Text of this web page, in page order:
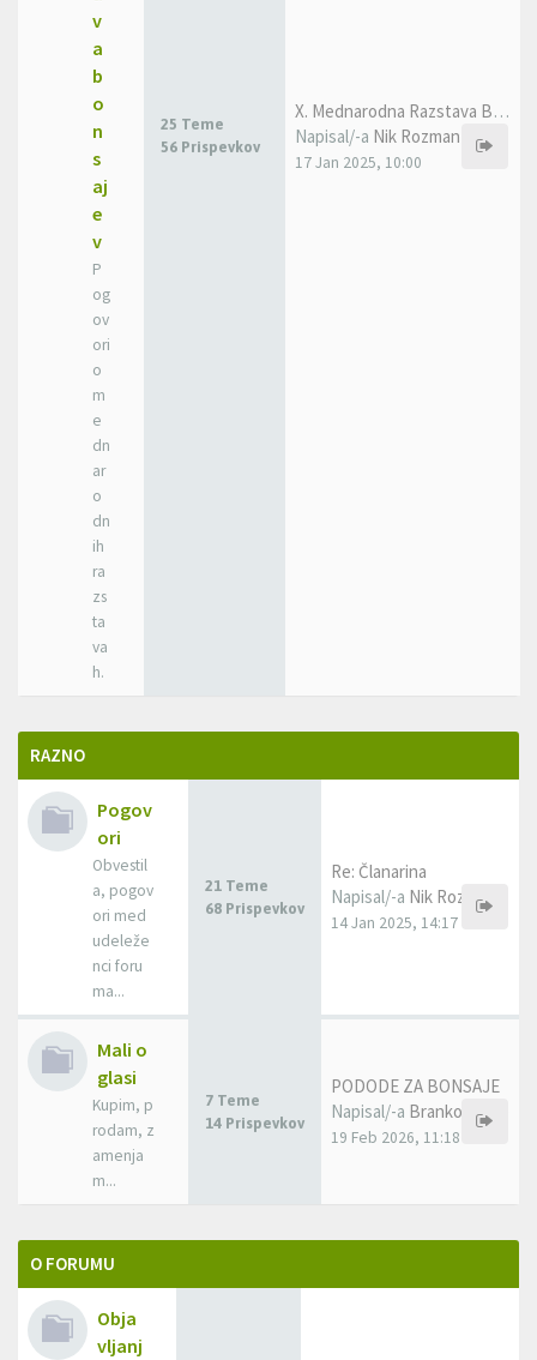
v
a
b
o
n
s
aj
e
v
P
og
ov
ori
o
m
e
dn
ar
o
dn
ih
ra
zs
ta
va
h.
25 Teme
56 Prispevkov
X. Mednarodna Razstava Bonsaj…
Napisal/-a Nik Rozman
17 Jan 2025, 10:00
RAZNO
Pogov
ori
Obvestil
a, pogov
ori med
udeleže
nci foru
ma...
21 Teme
68 Prispevkov
Re: Članarina
Napisal/-a Nik Rozman
14 Jan 2025, 14:17
Mali o
glasi
Kupim, p
rodam, z
amenja
m...
7 Teme
14 Prispevkov
PODODE ZA BONSAJE
Napisal/-a Branko Golob
19 Feb 2026, 11:18
O FORUMU
Obja
vljanj